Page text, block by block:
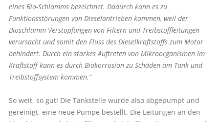
eines Bio-Schlamms bezeichnet. Dadurch kann es zu
Funktionsstörungen von Dieselantrieben kommen, weil der
Bioschlamm Verstopfungen von Filtern und Treibstoffleitungen
verursacht und somit den Fluss des Dieselkraftstoffs zum Motor
behindert. Durch ein starkes Auftreten von Mikro­organismen im
Kraftstoff kann es durch Biokorrosion zu Schäden am Tank und
Treibstoffsystem kommen.“
So weit, so gut! Die Tankstelle wurde also abgepumpt und
gereinigt, eine neue Pumpe bestellt. Die Leitungen an den